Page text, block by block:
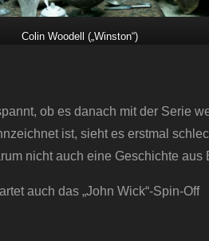
Colin Woodell („Winston“)
ob es danach mit der Serie
ist, sieht es erstmal
nicht auch eine Geschichte aus
auch das „John Wick“-Spin-Off